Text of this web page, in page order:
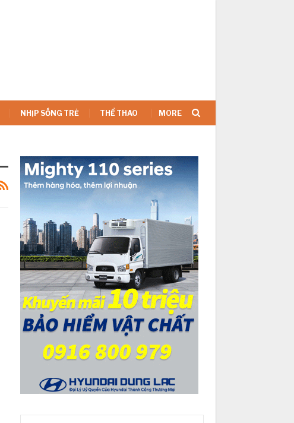
NHỊP SỐNG TRẺ THỂ THAO MORE